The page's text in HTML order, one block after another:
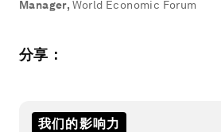
Manager, World Economic Forum
分享：
我们的影响力